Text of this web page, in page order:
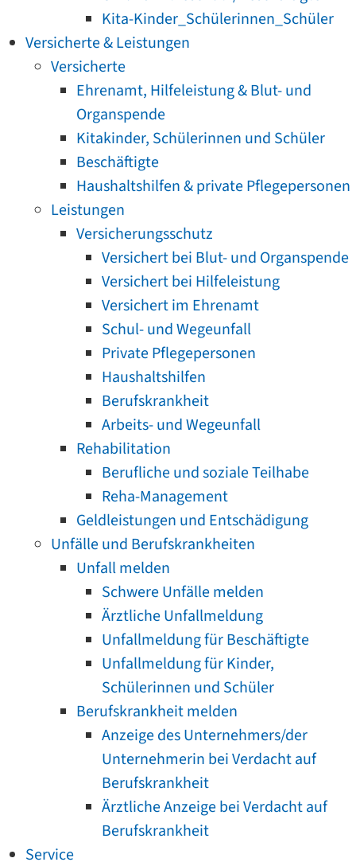
Kita-Kinder_Schülerinnen_Schüler
Versicherte & Leistungen
Versicherte
Ehrenamt, Hilfeleistung & Blut- und
Organspende
Kitakinder, Schülerinnen und Schüler
Beschäftigte
Haushaltshilfen & private Pflegepersonen
Leistungen
Versicherungsschutz
Versichert bei Blut- und Organspende
Versichert bei Hilfeleistung
Versichert im Ehrenamt
Schul- und Wegeunfall
Private Pflegepersonen
Haushaltshilfen
Berufskrankheit
Arbeits- und Wegeunfall
Rehabilitation
Berufliche und soziale Teilhabe
Reha-Management
Geldleistungen und Entschädigung
Unfälle und Berufskrankheiten
Unfall melden
Schwere Unfälle melden
Ärztliche Unfallmeldung
Unfallmeldung für Beschäftigte
Unfallmeldung für Kinder,
Schülerinnen und Schüler
Berufskrankheit melden
Anzeige des Unternehmers/der
Unternehmerin bei Verdacht auf
Berufskrankheit
Ärztliche Anzeige bei Verdacht auf
Berufskrankheit
Service